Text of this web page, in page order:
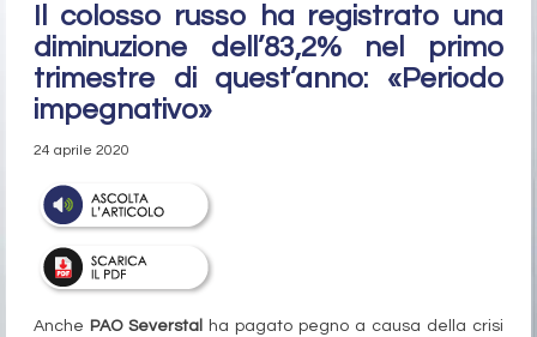
Il colosso russo ha registrato una
diminuzione dell’83,2% nel primo
trimestre di quest’anno: «Periodo
impegnativo»
24 aprile 2020
Anche PAO Severstal
ha pagato pegno a causa della crisi